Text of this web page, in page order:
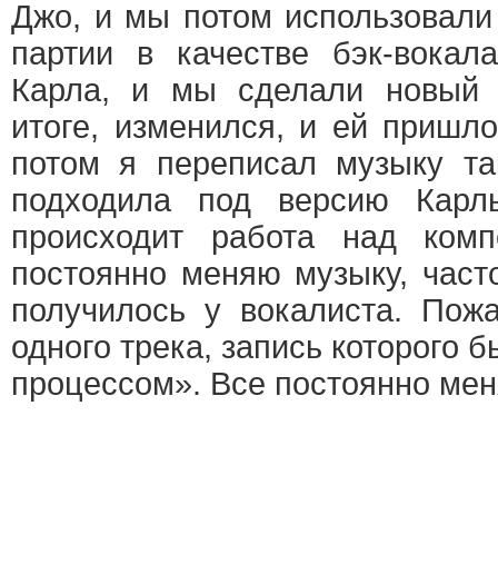
Джо, и мы потом использовали
партии в качестве бэк-
Карла, и мы сделали новый
итоге, изменился, и ей
потом я переписал музыку
подходила под версию
происходит работа над
постоянно меняю музыку,
получилось у вокалиста.
одного трека, запись
процессом». Все постоянно